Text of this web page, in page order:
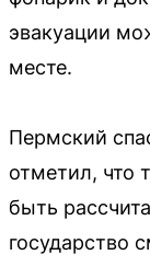
эвакуации
месте.
Пермский
отметил, что
быть
государство